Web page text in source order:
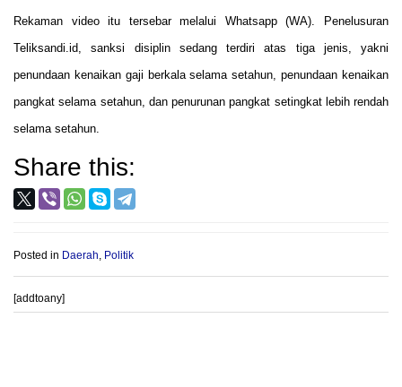
Rekaman video itu tersebar melalui Whatsapp (WA). Penelusuran
Teliksandi.id, sanksi disiplin sedang terdiri atas tiga jenis, yakni
penundaan kenaikan gaji berkala selama setahun, penundaan kenaikan
pangkat selama setahun, dan penurunan pangkat setingkat lebih rendah
selama setahun.
Share this:
Posted in Daerah, Politik
[addtoany]